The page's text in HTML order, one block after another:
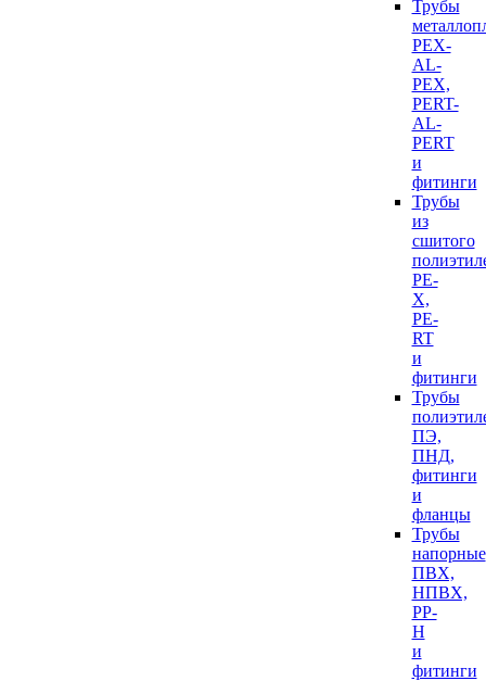
Трубы
PEX-
AL-
PEX,
PERT-
AL-
PERT
и
фитинги
Трубы
из
сшитого
PE-
X,
PE-
RT
и
фитинги
Трубы
ПЭ,
ПНД,
фитинги
и
фланцы
Трубы
напорные
ПВХ,
НПВХ,
PP-
H
и
фитинги